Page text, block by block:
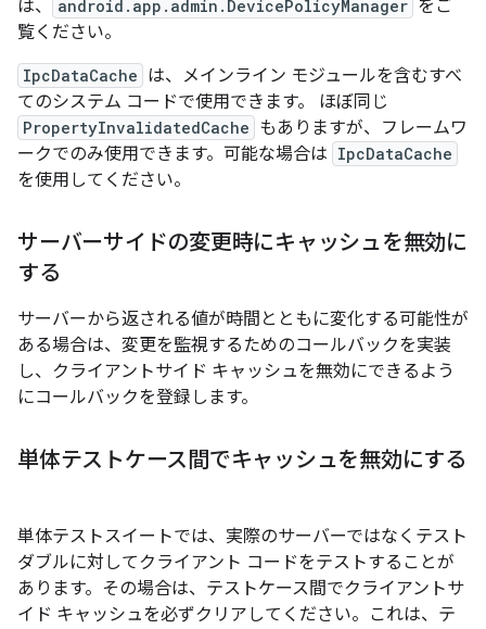
は、 android.app.admin.DevicePolicyManager をご
覧ください。
IpcDataCache は、メインライン モジュールを含むすべ
てのシステム コードで使用できます。 ほぼ同じ
PropertyInvalidatedCache もありますが、フレームワ
ークでのみ使用できます。可能な場合は IpcDataCache
を使用してください。
サーバーサイドの変更時にキャッシュを無効に
する
サーバーから返される値が時間とともに変化する可能性が
ある場合は、変更を監視するためのコールバックを実装
し、クライアントサイド キャッシュを無効にできるよう
にコールバックを登録します。
単体テストケース間でキャッシュを無効にする
単体テストスイートでは、実際のサーバーではなくテスト
ダブルに対してクライアント コードをテストすることが
あります。その場合は、テストケース間でクライアントサ
イド キャッシュを必ずクリアしてください。これは、テ